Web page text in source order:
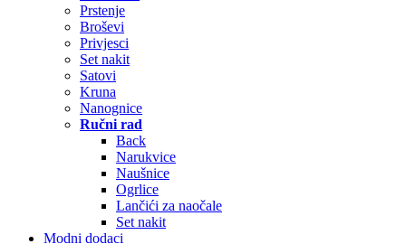
Prstenje
Broševi
Privjesci
Set nakit
Satovi
Kruna
Nanognice
Ručni rad
Back
Narukvice
Naušnice
Ogrlice
Lančići za naočale
Set nakit
Modni dodaci